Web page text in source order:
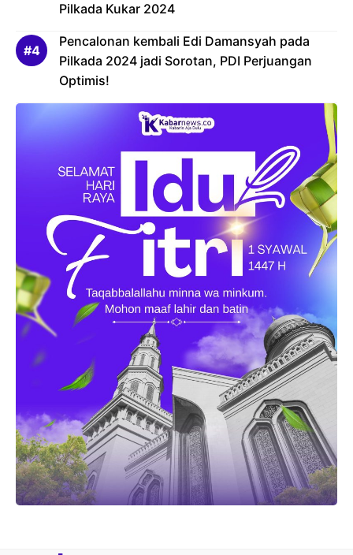
Pilkada Kukar 2024
Pencalonan kembali Edi Damansyah pada
Pilkada 2024 jadi Sorotan, PDI Perjuangan
Optimis!